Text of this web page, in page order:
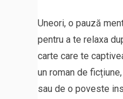
Uneori, o pauză
pentru a te relaxa
carte care te
un roman de
sau de o poveste